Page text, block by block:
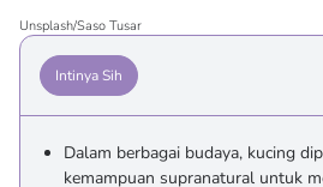
Unsplash/Saso Tusar
Intinya Sih
Dalam berbagai budaya, kucing
kemampuan supranatural untuk